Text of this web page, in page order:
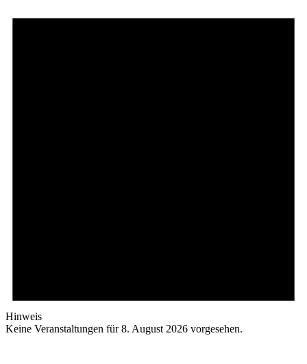
Hinweis
Keine Veranstaltungen für 8. August 2026 vorgesehen.